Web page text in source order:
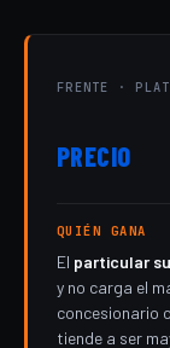
FRENTE ·
PRECIO
QUIÉN GANA
El particular
y no carga el
concesionario
tiende a ser